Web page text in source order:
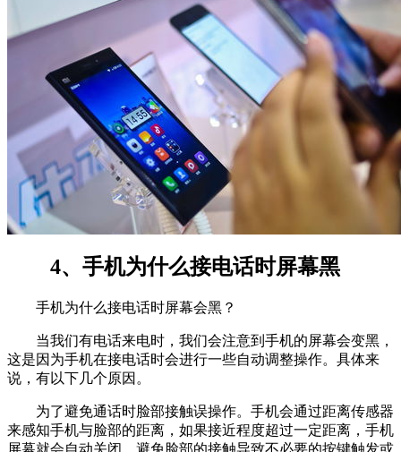
4、手机为什么接电话时屏幕黑
手机为什么接电话时屏幕会黑？
当我们有电话来电时，我们会注意到手机的屏幕会变黑，
这是因为手机在接电话时会进行一些自动调整操作。具体来
说，有以下几个原因。
为了避免通话时脸部接触误操作。手机会通过距离传感器
来感知手机与脸部的距离，如果接近程度超过一定距离，手机